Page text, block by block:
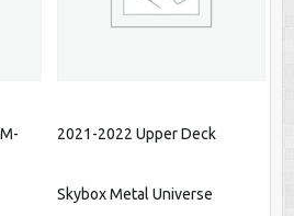
2021-2022 Upper Deck
Skybox Metal Universe